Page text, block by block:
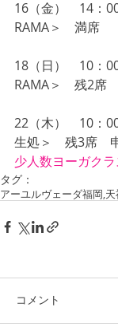
16（金）　14：
RAMA＞　満席
18（日）　10：
RAMA＞　残2席
22（木）　10：
生処＞　残3席　
少人数ヨーガク
タグ：
アーユルヴェーダ福岡,
コメント